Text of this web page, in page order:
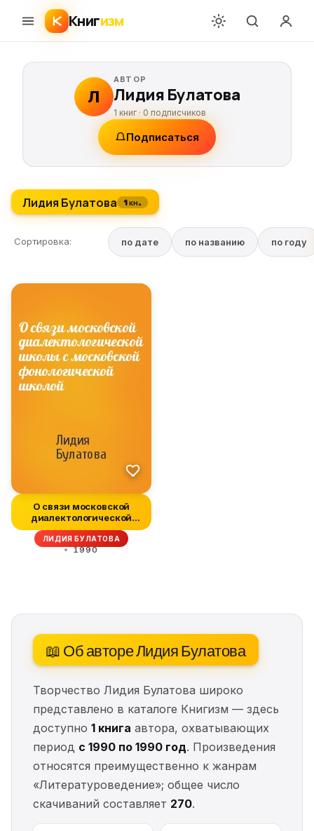
Книгизм
Л
АВТОР
Лидия Булатова
1 книг · 0 подписчиков
Подписаться
Лидия Булатова 1 кн.
Сортировка: по дате по названию по году
О связи московской
диалектологической
школы с моск...
ЛИДИЯ БУЛАТОВА
1990
📖 Об авторе Лидия Булатова
Творчество Лидия Булатова широко
представлено в каталоге Книгизм — здесь
доступно 1 книга автора, охватывающих
период с 1990 по 1990 год. Произведения
относятся преимущественно к жанрам
«Литературоведение»; общее число
скачиваний составляет 270.